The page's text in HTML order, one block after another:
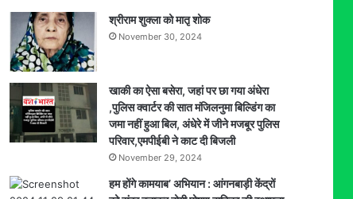
श्रीराम शुक्ला को मातृ शोक
November 30, 2024
खाकी का ऐसा बसेरा, जहां पर छा गया अंधेरा
,पुलिस क्वार्टर की सात मंजिलनुमा बिल्डिंग का
जमा नहीं हुआ बिल, अंधेरे में जीने मजबूर पुलिस
परिवार,एमपीईबी ने काट दी बिजली
November 29, 2024
हम होंगे कामयाब’ अभियान : आंगनबाड़ी केंद्रों